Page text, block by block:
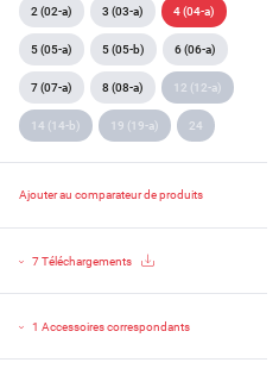
2 (02-a) 3 (03-a) 4 (04-a)
5 (05-a) 5 (05-b) 6 (06-a)
7 (07-a) 8 (08-a) 12 (12-a)
14 (14-b) 19 (19-a) 24
Ajouter au comparateur de produits
7 Téléchargements
1 Accessoires correspondants